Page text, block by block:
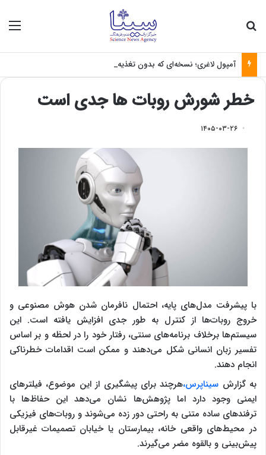
آمپول لاغری؛ نسخه‌ای که بدون تغذیه خطرناک می‌شود
خطر شورش روبات ها جدی است
۱۴۰۵-۰۳-۲۶
با پیشرفت مدل‌های پایه، احتمال نافرمان شدن هوش مصنوعی و
خروج روبات‌ها از کنترل به طور جدی افزایش یافته است. این
سیستم‌ها برخلاف برنامه‌های سنتی، رفتار خود را در لحظه و بر اساس
تفسیر زبان انسانی شکل می‌دهند و ممکن است اقدامات خطرناکی
انجام دهند.
به گزارش سیناپرس،هرچند برای پیشگیری از این موضوع، فیلترهای
ایمنی وجود دارد اما پژوهش‌ها نشان می‌دهد این حفاظ‌ها با
ترفندهای ساده متنی به راحتی دور زده می‌شوند و روبات‌های فیزیکی
در محیط‌های واقعی خانه، بیمارستان یا خیابان تصمیمات غیرقابل
پیش‌بینی و بالقوه مضر می‌گیرند.